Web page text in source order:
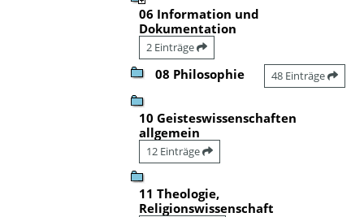
06 Information und
Dokumentation
2 Einträge
08 Philosophie 48 Einträge
10 Geisteswissenschaften
allgemein
12 Einträge
11 Theologie,
Religionswissenschaft